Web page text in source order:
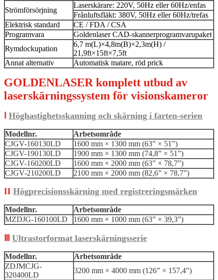
Strömförsörjning
Laserskärare: 220V, 50Hz eller 60Hz/enfas
Frånluftsfläkt: 380V, 50Hz eller 60Hz/trefas
Elektrisk standard
CE / FDA / CSA
Programvara
Goldenlaser CAD-skannerprogramvarupaket
Rymdockupation
6,7 m(L)×4,8m(B)×2,3m(H) /
21,9ft×15ft×7,5ft
Annat alternativ
Automatisk matare, röd prick
GOLDENLASER komplett utbud av
laserskärningssystem för visionskameror
Ⅰ Höghastighetsskanning och skärning i farten-serien
Modellnr.
Arbetsområde
CJGV-160130LD
1600 mm × 1300 mm (63” × 51”)
CJGV-190130LD
1900 mm × 1300 mm (74,8” × 51”)
CJGV-160200LD
1600 mm × 2000 mm (63” × 78,7”)
CJGV-210200LD
2100 mm × 2000 mm (82,6” × 78,7”)
II Högprecisionsskärning med registreringsmärken
Modellnr.
Arbetsområde
MZDJG-160100LD
1600 mm × 1000 mm (63” × 39,3”)
Ⅲ Ultrastorformat laserskärningsserie
Modellnr.
Arbetsområde
ZDJMCJG-
320400LD
3200 mm × 4000 mm (126” × 157,4”)